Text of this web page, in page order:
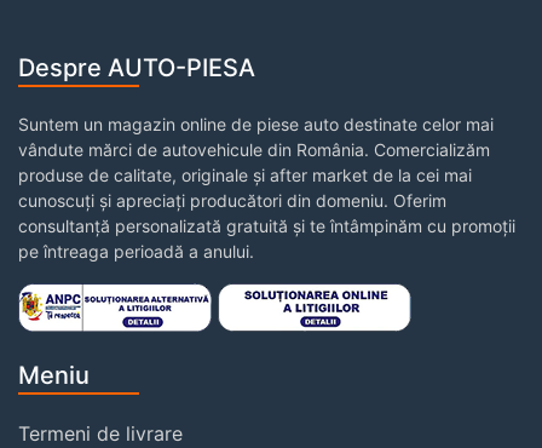
Despre AUTO-PIESA
Suntem un magazin online de piese auto destinate celor mai
vândute mărci de autovehicule din România. Comercializăm
produse de calitate, originale și after market de la cei mai
cunoscuți și apreciați producători din domeniu. Oferim
consultanță personalizată gratuită și te întâmpinăm cu promoții
pe întreaga perioadă a anului.
Meniu
Termeni de livrare